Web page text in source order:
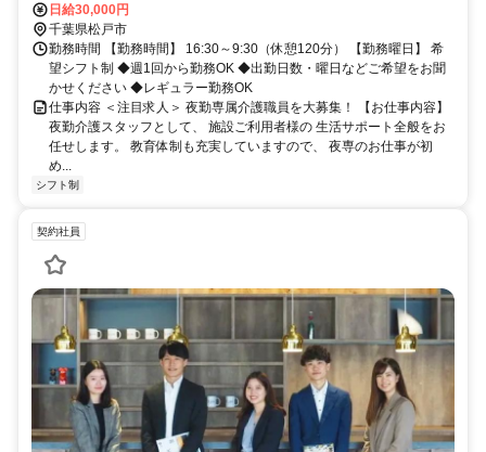
北総鉄道北総線）-車4分 ◆八柱駅（京成松戸線/新京成線）-車6分
日給30,000円
千葉県松戸市
勤務時間 【勤務時間】 16:30～9:30（休憩120分） 【勤務曜日】 希
望シフト制 ◆週1回から勤務OK ◆出勤日数・曜日などご希望をお聞
かせください ◆レギュラー勤務OK
仕事内容 ＜注目求人＞ 夜勤専属介護職員を大募集！ 【お仕事内容】
夜勤介護スタッフとして、 施設ご利用者様の 生活サポート全般をお
任せします。 教育体制も充実していますので、 夜専のお仕事が初
め...
シフト制
契約社員